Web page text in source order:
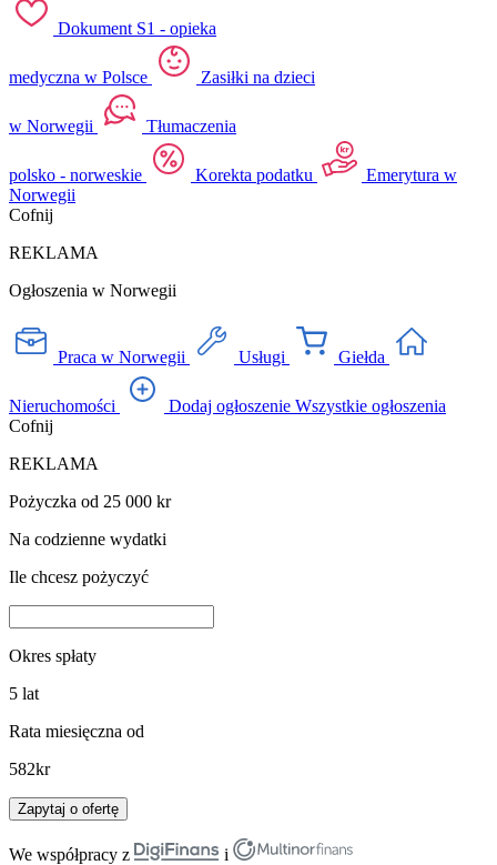
Dokument S1 - opieka
medyczna w Polsce Zasiłki na dzieci
w Norwegii Tłumaczenia
polsko - norweskie Korekta podatku
Emerytura w
Norwegii
Cofnij
REKLAMA
Ogłoszenia w Norwegii
Praca w Norwegii Usługi Giełda
Nieruchomości Dodaj ogłoszenie Wszystkie ogłoszenia
Cofnij
REKLAMA
Pożyczka od 25 000 kr
Na codzienne wydatki
Ile chcesz pożyczyć
Okres spłaty
5 lat
Rata miesięczna od
582kr
Zapytaj o ofertę
We współpracy z
i